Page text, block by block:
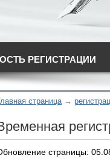
РЕГИСТРАЦИИ
страница
страницы: